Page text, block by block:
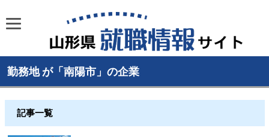
勤務地 が「南陽市」の企業
記事一覧